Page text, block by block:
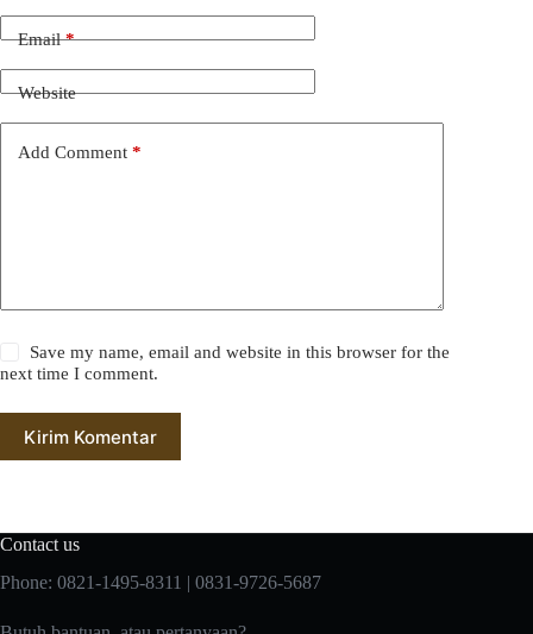
Email*
Website
Add Comment *
Save my name, email and website in this browser for the
next time I comment.
Kirim Komentar
Contact us
Phone: 0821-1495-8311 | 0831-9726-5687